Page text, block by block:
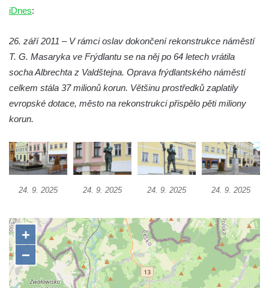
polikliniky v Nejdku
Socha svatého Salvátora před kostelem
Socha svatého Petra před kostelem svatých
Petra a Pavla v Jeníkově
Obrázek Ježíš jako Dobrý pastýř u studánky
Pod obrázkem na Kamenné cestě pod
Plešným
Olžin pád
iDnes:
26. září 2011 – V rámci oslav dokončení rekonstrukce náměstí
T. G. Masaryka ve Frýdlantu se na něj po 64 letech vrátila
socha Albrechta z Valdštejna. Oprava frýdlantského náměstí
celkem stála 37 milionů korun. Většinu prostředků zaplatily
evropské dotace, město na rekonstrukci přispělo pěti miliony
korun.
24. 9. 2025 24. 9. 2025 24. 9. 2025 24. 9. 2025